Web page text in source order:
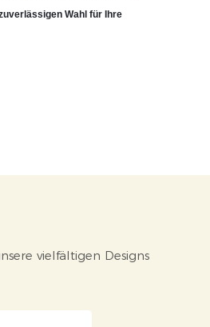
Wahl für Ihre
vielfältigen Designs